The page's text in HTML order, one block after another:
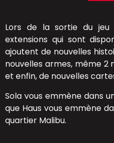
Lors de la sortie du
extensions qui sont
ajoutent de nouvelles
nouvelles armes, même 2
et enfin, de nouvelles
Sola vous emmène dans
que Haus vous emmène
quartier Malibu.